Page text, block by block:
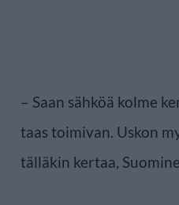
– Saan sähköä kolme
taas toimivan. Uskon
tälläkin kertaa,